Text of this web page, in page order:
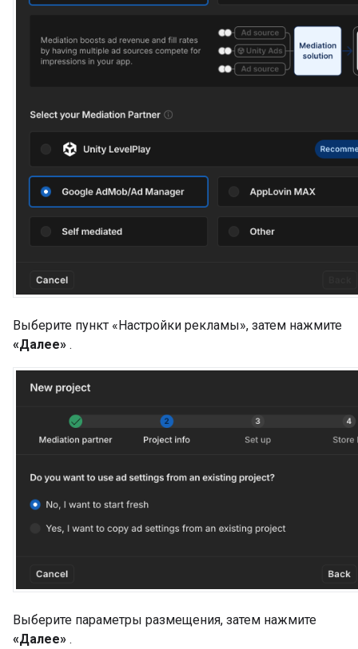
Выберите пункт «Настройки рекламы», затем нажмите
«Далее» .
Выберите параметры размещения, затем нажмите
«Далее» .